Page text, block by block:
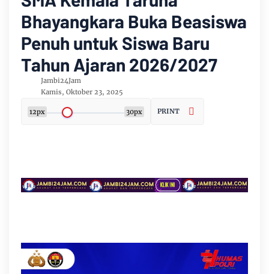
Bhayangkara Buka Beasiswa
Penuh untuk Siswa Baru
Tahun Ajaran 2026/2027
Jambi24Jam
Kamis, Oktober 23, 2025
12px 30px PRINT